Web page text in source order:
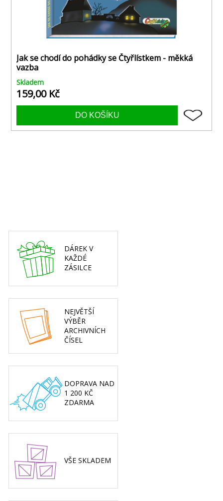
Jak se chodí do pohádky se Čtyřlístkem - měkká
vazba
Skladem
159,00 Kč
DÁREK V
KAŽDÉ
ZÁSILCE
NEJVĚTŠÍ
VÝBĚR
ARCHIVNÍCH
ČÍSEL
DOPRAVA NAD
1 200 KČ
ZDARMA
VŠE SKLADEM